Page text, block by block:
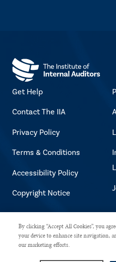
Get Help
Contact The IIA
Privacy Policy
Terms & Conditions
Accessibility Policy
Copyright Notice
Copyright © 2026
Auditors. All
By clicking “Accept All Cookies”, you
your device to enhance site navigation,
our marketing efforts.